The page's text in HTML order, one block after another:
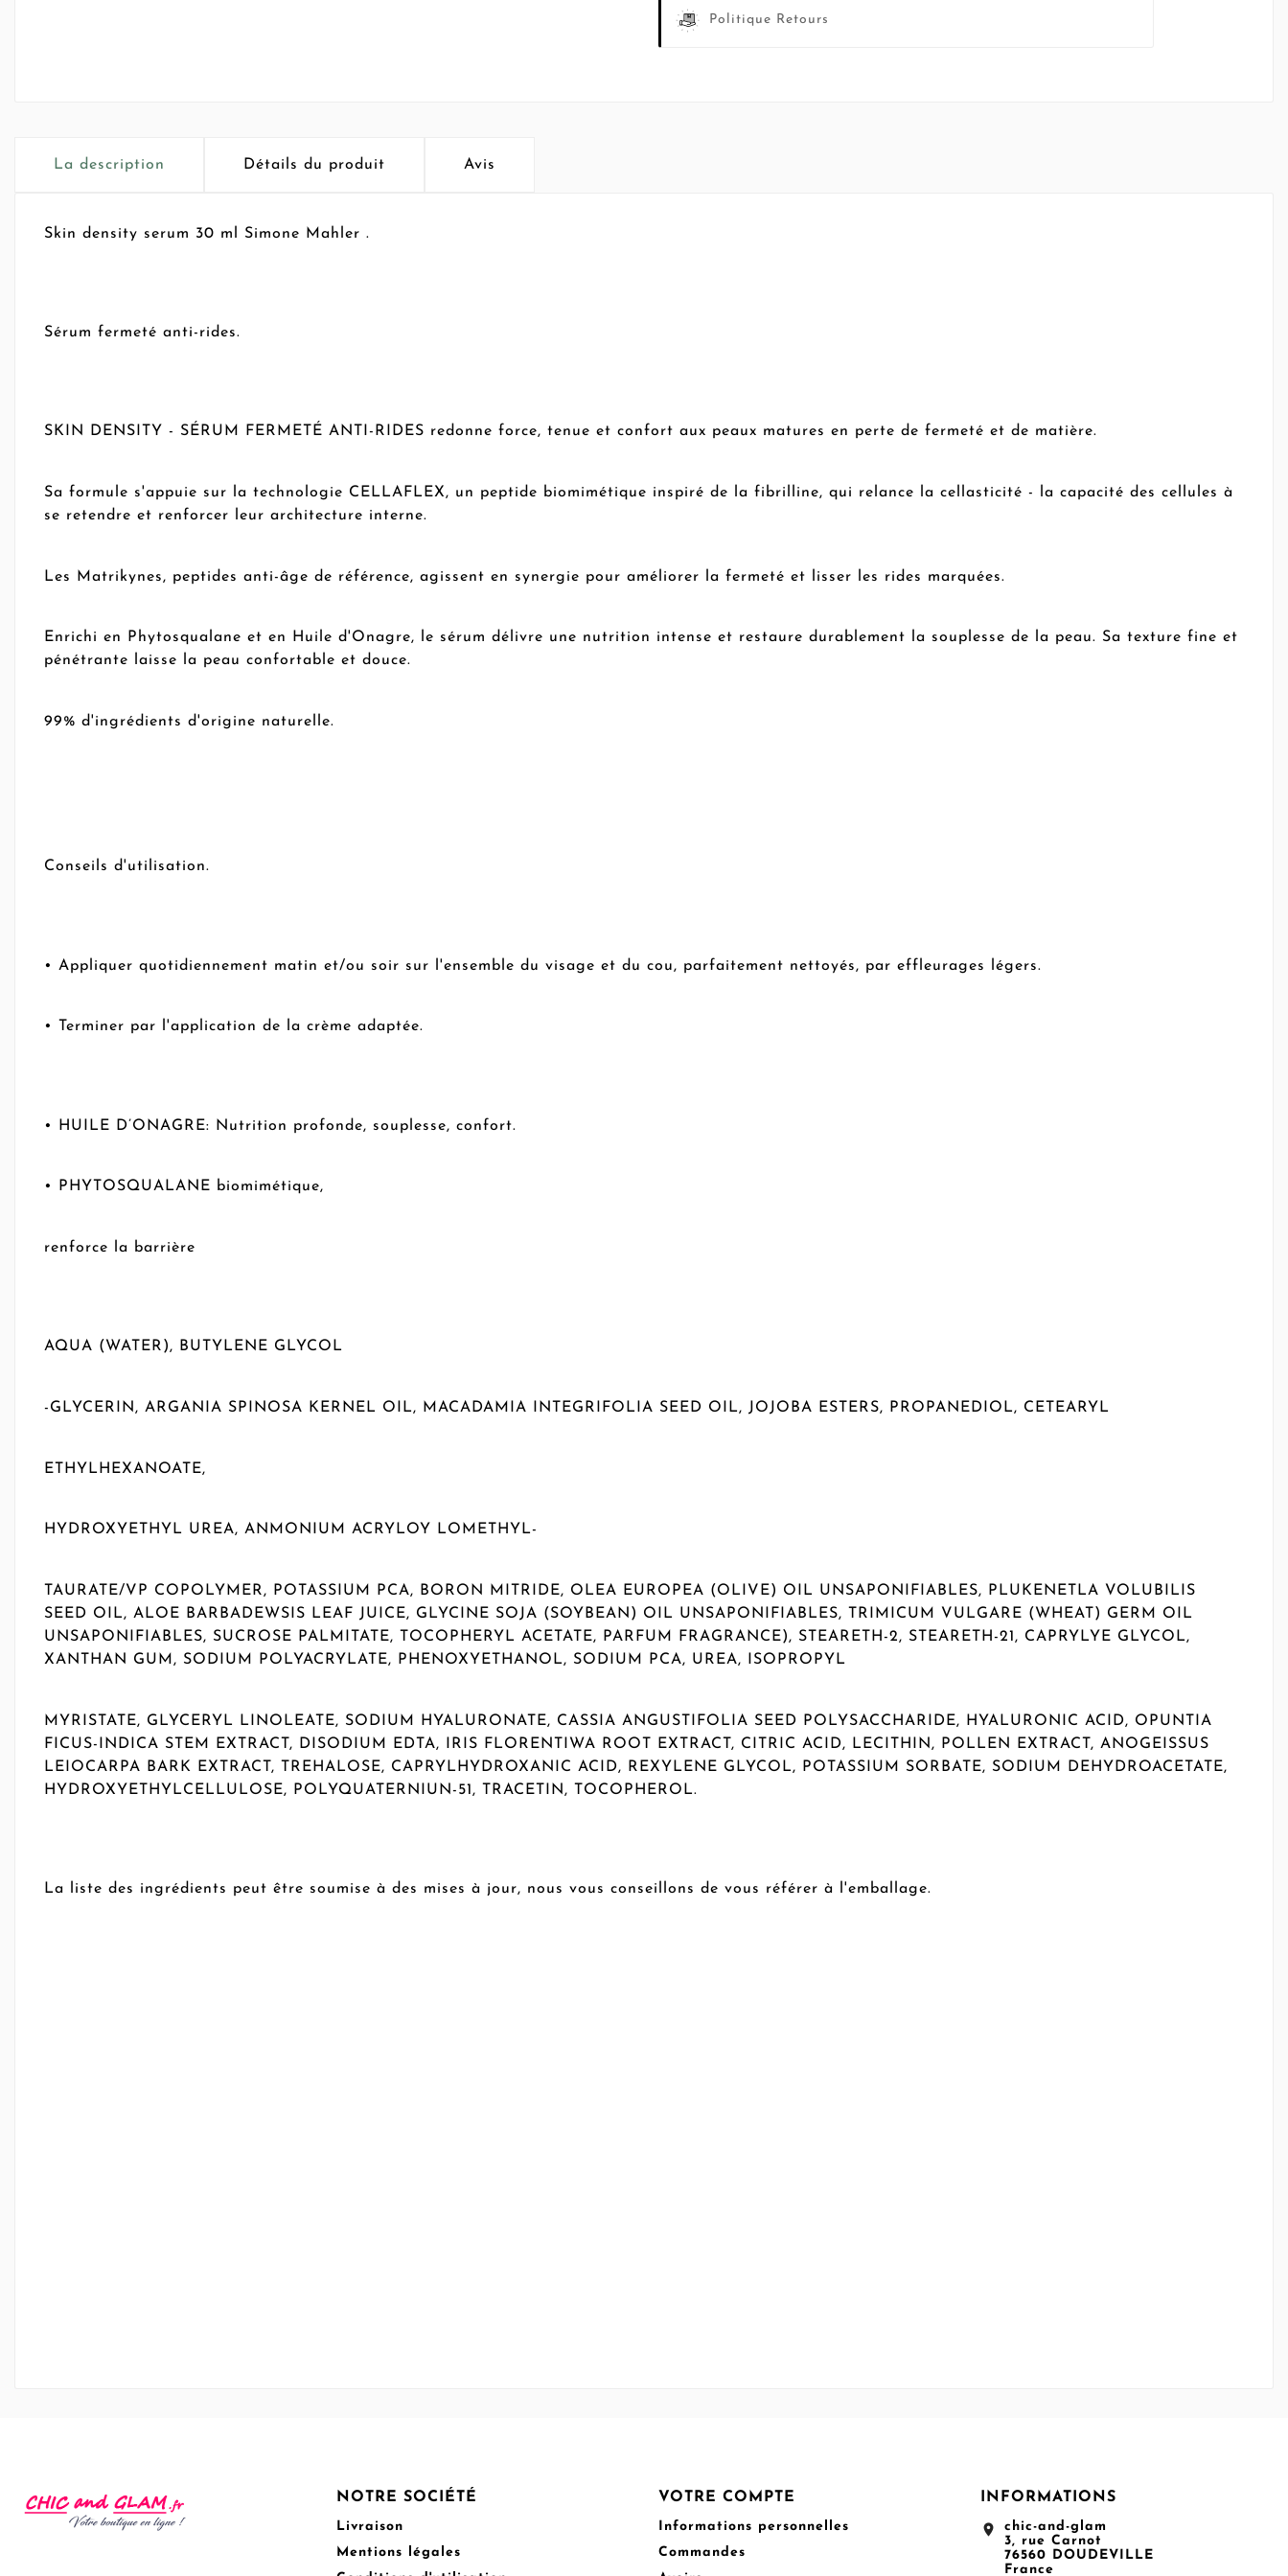
Politique Retours
La description Détails du produit Avis
Skin density serum 30 ml Simone Mahler .
Sérum fermeté anti-rides.
SKIN DENSITY - SÉRUM FERMETÉ ANTI-RIDES redonne force, tenue et confort aux peaux matures en perte de fermeté et de matière.
Sa formule s'appuie sur la technologie CELLAFLEX, un peptide biomimétique inspiré de la fibrilline, qui relance la cellasticité - la capacité des cellules à
se retendre et renforcer leur architecture interne.
Les Matrikynes, peptides anti-âge de référence, agissent en synergie pour améliorer la fermeté et lisser les rides marquées.
Enrichi en Phytosqualane et en Huile d'Onagre, le sérum délivre une nutrition intense et restaure durablement la souplesse de la peau. Sa texture fine et
pénétrante laisse la peau confortable et douce.
99% d'ingrédients d'origine naturelle.
Conseils d'utilisation.
• Appliquer quotidiennement matin et/ou soir sur l'ensemble du visage et du cou, parfaitement nettoyés, par effleurages légers.
• Terminer par l'application de la crème adaptée.
• HUILE D’ONAGRE: Nutrition profonde, souplesse, confort.
• PHYTOSQUALANE biomimétique,
renforce la barrière
AQUA (WATER), BUTYLENE GLYCOL
-GLYCERIN, ARGANIA SPINOSA KERNEL OIL, MACADAMIA INTEGRIFOLIA SEED OIL, JOJOBA ESTERS, PROPANEDIOL, CETEARYL
ETHYLHEXANOATE,
HYDROXYETHYL UREA, ANMONIUM ACRYLOY LOMETHYL-
TAURATE/VP COPOLYMER, POTASSIUM PCA, BORON MITRIDE, OLEA EUROPEA (OLIVE) OIL UNSAPONIFIABLES, PLUKENETLA VOLUBILIS
SEED OIL, ALOE BARBADEWSIS LEAF JUICE, GLYCINE SOJA (SOYBEAN) OIL UNSAPONIFIABLES, TRIMICUM VULGARE (WHEAT) GERM OIL
UNSAPONIFIABLES, SUCROSE PALMITATE, TOCOPHERYL ACETATE, PARFUM FRAGRANCE), STEARETH-2, STEARETH-21, CAPRYLYE GLYCOL,
XANTHAN GUM, SODIUM POLYACRYLATE, PHENOXYETHANOL, SODIUM PCA, UREA, ISOPROPYL
MYRISTATE, GLYCERYL LINOLEATE, SODIUM HYALURONATE, CASSIA ANGUSTIFOLIA SEED POLYSACCHARIDE, HYALURONIC ACID, OPUNTIA
FICUS-INDICA STEM EXTRACT, DISODIUM EDTA, IRIS FLORENTIWA ROOT EXTRACT, CITRIC ACID, LECITHIN, POLLEN EXTRACT, ANOGEISSUS
LEIOCARPA BARK EXTRACT, TREHALOSE, CAPRYLHYDROXANIC ACID, REXYLENE GLYCOL, POTASSIUM SORBATE, SODIUM DEHYDROACETATE,
HYDROXYETHYLCELLULOSE, POLYQUATERNIUN-51, TRACETIN, TOCOPHEROL.
La liste des ingrédients peut être soumise à des mises à jour, nous vous conseillons de vous référer à l'emballage.
NOTRE SOCIÉTÉ
Livraison
Mentions légales
VOTRE COMPTE
Informations personnelles
Commandes
INFORMATIONS
location_on
chic-and-glam
3, rue Carnot
76560 DOUDEVILLE
France